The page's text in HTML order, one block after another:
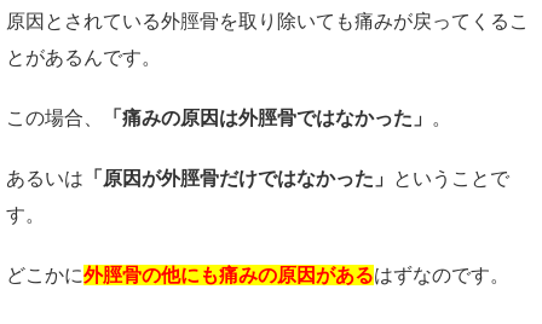
原因とされている外脛骨を取り除いても痛みが戻ってくるこ
とがあるんです。
この場合、 「痛みの原因は外脛骨ではなかった」 。
あるいは 「原因が外脛骨だけではなかった」
ということで
す。
どこかに外脛骨の他にも痛みの原因があるはずなのです。